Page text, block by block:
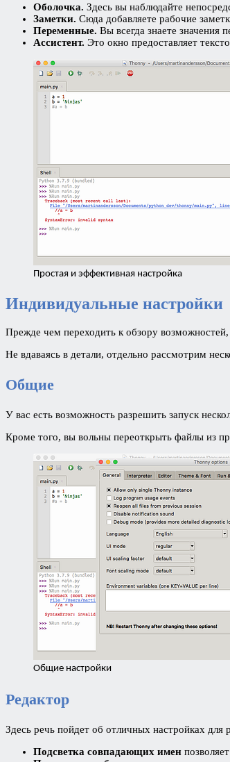
Оболочка. Здесь вы наблюдайте
Заметки. Сюда добавляете рабочие
Переменные. Вы всегда знаете
Ассистент. Это окно предоставляет
Простая и эффективная настройка
Индивидуальные настройки
Прежде чем переходить к обзору
Не вдаваясь в детали, отдельно рассмотрим
Общие
У вас есть возможность разрешить запуск
Кроме того, вы вольны переоткрыть файлы из
Общие настройки
Редактор
Здесь речь пойдет об отличных настройках
Подсветка совпадающих имен